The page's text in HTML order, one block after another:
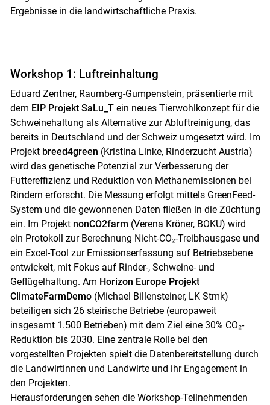
Ergebnisse in die landwirtschaftliche Praxis.
Workshop 1: Luftreinhaltung
Eduard Zentner, Raumberg-Gumpenstein, präsentierte mit
dem EIP Projekt SaLu_Tein neues Tierwohlkonzept für die
Schweinehaltung als Alternative zur Abluftreinigung, das
bereits in Deutschland und der Schweiz umgesetzt wird. Im
Projekt breed4green (Kristina Linke, Rinderzucht Austria)
wird das genetische Potenzial zur Verbesserung der
Futtereffizienz und Reduktion von Methanemissionen bei
Rindern erforscht. Die Messung erfolgt mittels GreenFeed-
System und die gewonnenen Daten fließen in die Züchtung
ein. Im Projekt nonCO2farm (Verena Kröner, BOKU) wird
ein Protokoll zur Berechnung Nicht-CO₂-Treibhausgase und
ein Excel-Tool zur Emissionserfassung auf Betriebsebene
entwickelt, mit Fokus auf Rinder-, Schweine- und
Geflügelhaltung. Am Horizon Europe Projekt
ClimateFarmDemo(Michael Billensteiner, LK Stmk)
beteiligen sich 26 steirische Betriebe (europaweit
insgesamt 1.500 Betrieben) mit dem Ziel eine 30% CO₂-
Reduktion bis 2030. Eine zentrale Rolle bei den
vorgestellten Projekten spielt die Datenbereitstellung durch
die Landwirtinnen und Landwirte und ihr Engagement in
den Projekten.
Herausforderungen sehen die Workshop-Teilnehmenden